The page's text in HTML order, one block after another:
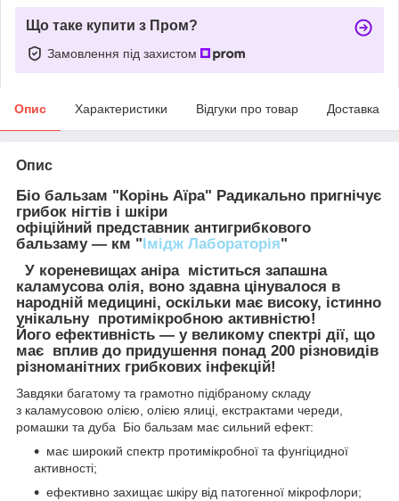
Що таке купити з Пром?
Замовлення під захистом
Опис Характеристики Відгуки про товар Доставка
Опис
Біо бальзам "Корінь Аїра" Радикально пригнічує
грибок нігтів і шкіри
офіційний представник антигрибкового
бальзаму — км "Імідж Лабораторія"
У кореневищах аніра міститься запашна
каламусова олія, воно здавна цінувалося в
народній медицині, оскільки має високу, істинно
унікальну протимікробною активністю!
Його ефективність — у великому спектрі дії, що
має вплив до придушення понад 200 різновидів
різноманітних грибкових інфекцій!
Завдяки багатому та грамотно підібраному складу
з каламусовою олією, олією ялиці, екстрактами череди,
ромашки та дуба Біо бальзам має сильний ефект:
має широкий спектр протимікробної та фунгіцидної
активності;
ефективно захищає шкіру від патогенної мікрофлори;